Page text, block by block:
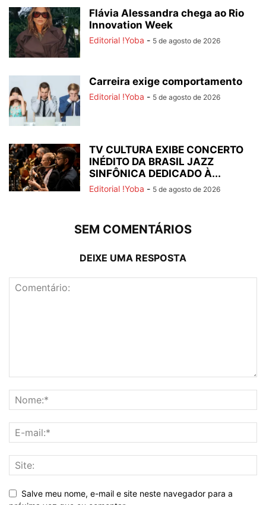
Flávia Alessandra chega ao Rio
Innovation Week
Editorial !Yoba - 5 de agosto de 2026
Carreira exige comportamento
Editorial !Yoba - 5 de agosto de 2026
TV CULTURA EXIBE CONCERTO
INÉDITO DA BRASIL JAZZ
SINFÔNICA DEDICADO À...
Editorial !Yoba - 5 de agosto de 2026
SEM COMENTÁRIOS
DEIXE UMA RESPOSTA
Salve meu nome, e-mail e site neste navegador para a